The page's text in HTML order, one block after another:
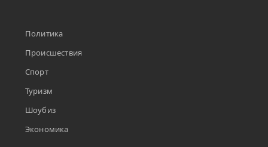
Политика
Происшествия
Спорт
Туризм
Шоубиз
Экономика